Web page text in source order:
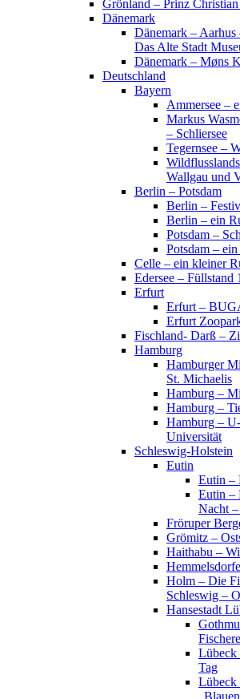
Grönland – Prinz Christian
Dänemark
Dänemark –
Das Alte Stadt
Dänemark – Møns
Deutschland
Bayern
Ammersee –
Markus
– Schliersee
Tegernsee –
Wallgau und
Berlin – Potsdam
Berlin –
Berlin – ein
Potsdam –
Potsdam –
Celle – ein kleiner
Edersee – Füllstand
Erfurt
Erfurt –
Erfurt
Fischland- Darß –
Hamburg
Hamburger
St. Michaelis
Hamburg –
Hamburg –
Hamburg –
Universität
Schleswig-Holstein
Eutin
Eutin –
Eutin –
Nacht
Fröruper
Grömitz –
Haithabu –
Holm – Die
Schleswig –
Hansestadt
Lübeck
Tag
Lübeck